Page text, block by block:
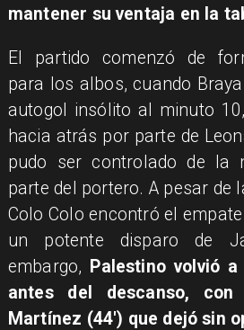
mantener su ventaja en la
El partido comenzó de
para los albos, cuando
autogol insólito al minuto
hacia atrás por parte de
pudo ser controlado de la
parte del portero. A pesar de
Colo Colo encontró el
un potente disparo de
embargo, Palestino volvió
antes del descanso,
Martínez (44') que dejó sin